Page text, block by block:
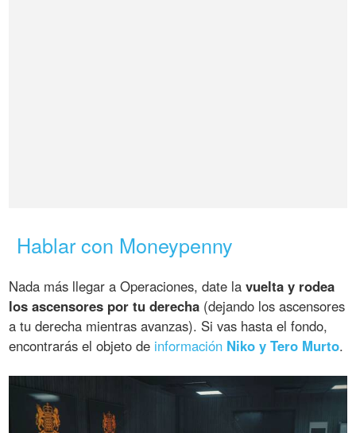
Hablar con Moneypenny
Nada más llegar a Operaciones, date lavuelta y rodea
los ascensores por tu derecha (dejando los ascensores
a tu derecha mientras avanzas). Si vas hasta el fondo,
encontrarás el objeto de información Niko y Tero Murto.